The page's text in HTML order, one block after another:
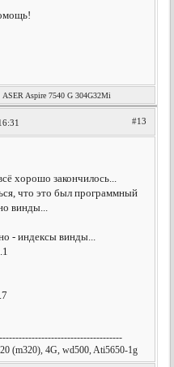
ASER Aspire 7540 G 304G32Mi
#13
хорошо закончилось...
что это был программный
винды...
- индексы винды...
(m320), 4G, wd500, Ati5650-1g